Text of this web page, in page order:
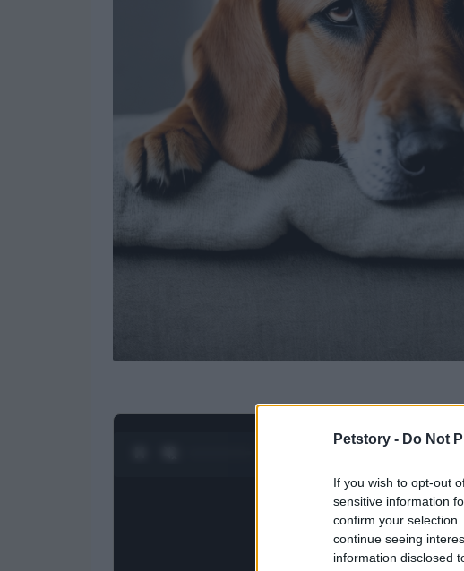
Petstory - Do Not
If you wish to opt-out
sensitive information
confirm your
continue seeing
information disclosed